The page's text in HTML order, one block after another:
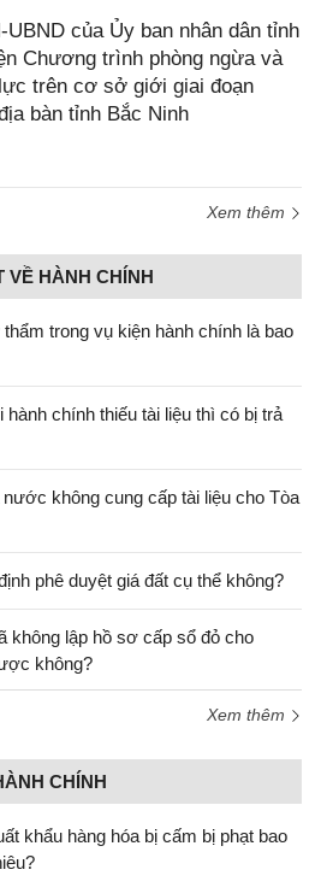
UBND của Ủy ban nhân dân tỉnh
Chương trình phòng ngừa và
trên cơ sở giới giai đoạn
bàn tỉnh Bắc Ninh
Xem thêm
VỀ HÀNH CHÍNH
trong vụ kiện hành chính là bao
chính thiếu tài liệu thì có bị trả
không cung cấp tài liệu cho Tòa
phê duyệt giá đất cụ thể không?
không lập hồ sơ cấp sổ đỏ cho
không?
Xem thêm
CHÍNH
khẩu hàng hóa bị cấm bị phạt bao